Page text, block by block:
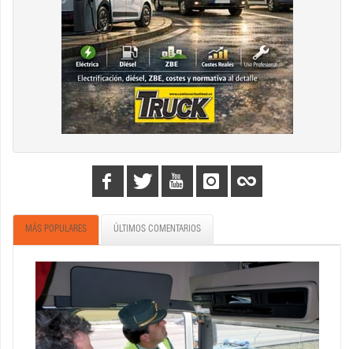
MÁS POPULARES ÚLTIMOS COMENTARIOS